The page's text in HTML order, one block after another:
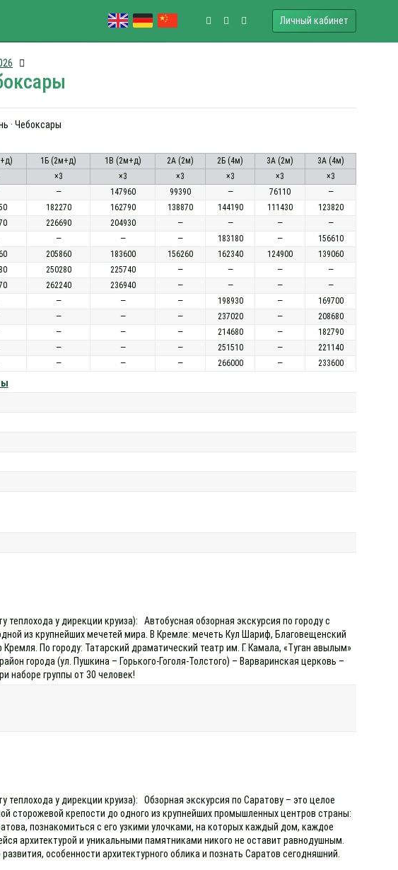
Личный кабинет
· Чебоксары
1Б (2м+д) 1В (2м+д) 2А (2м) 2Б (4м) 3А (2м)
3А (4м)
×3 ×3 ×3 ×3 ×3
×3
— 147960 99390 — 76110
—
182270 162790 138870 144190 111430
123820
226690 204930 — — —
—
— — — 183180 —
156610
205860 183600 156260 162340 124900
139060
250280 225740 — — —
—
262240 236940 — — —
—
— — — 198930 —
169700
— — — 237020 —
208680
— — — 214680 —
182790
— — — 251510 —
221140
— — — 266000 — 233600
у дирекции круиза): Автобусная обзорная экскурсия по городу с
из крупнейших мечетей мира. В Кремле: мечеть Кул Шариф, Благовещенский
По городу: Татарский драматический театр им. Г. Камала, «Туган авылым»
города (ул. Пушкина – Горького-Гоголя-Толстого) – Варваринская церковь –
наборе группы от 30 человек!
теплохода у дирекции круиза): Обзорная экскурсия по Саратову – это целое
сторожевой крепости до одного из крупнейших промышленных центров страны:
познакомиться с его узкими улочками, на которых каждый дом, каждое
архитектурой и уникальными памятниками никого не оставит равнодушным.
особенности архитектурного облика и познать Саратов сегодняшний.